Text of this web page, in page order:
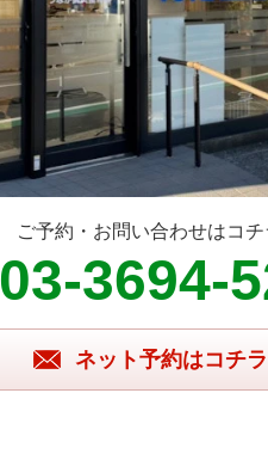
ご予約・お問い合わせはコ
03-3694-
ネット予約はコチラ